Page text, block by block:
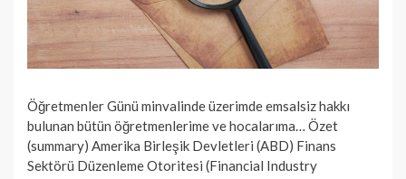
Öğretmenler Günü minvalinde üzerimde emsalsiz hakkı
bulunan bütün öğretmenlerime ve hocalarıma… Özet
(summary) Amerika Birleşik Devletleri (ABD) Finans
Sektörü Düzenleme Otoritesi (Financial Industry